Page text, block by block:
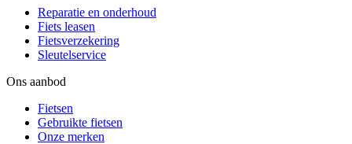
Reparatie en onderhoud
Fiets leasen
Fietsverzekering
Sleutelservice
Ons aanbod
Fietsen
Gebruikte fietsen
Onze merken